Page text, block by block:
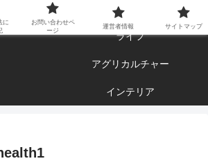
ジョイ ブログライフ
ライフ
アグリカルチャー
インテリア
に
お問い合わせペ
ージ
運営者情報 サイトマップ